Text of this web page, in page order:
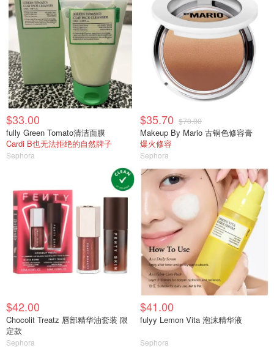
$33.00
fully Green Tomato清洁面膜
Cardi B也无法拒绝的自然牌子
Sephora
$35.70 $70.00
Makeup By Mario 古铜色修容膏
爆火修容
Sephora
$42.00
Chocolit Treatz 唇部精华油套装 限
定款
Sephora
$41.00
fulyy Lemon Vita 泡沫精华液
Sephora